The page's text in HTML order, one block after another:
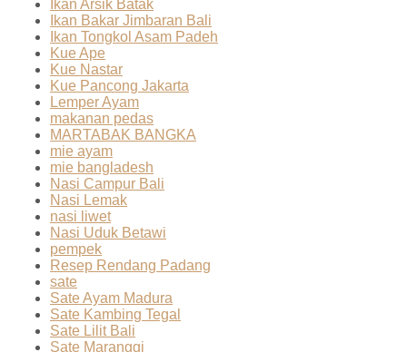
Ikan Arsik Batak
Ikan Bakar Jimbaran Bali
Ikan Tongkol Asam Padeh
Kue Ape
Kue Nastar
Kue Pancong Jakarta
Lemper Ayam
makanan pedas
MARTABAK BANGKA
mie ayam
mie bangladesh
Nasi Campur Bali
Nasi Lemak
nasi liwet
Nasi Uduk Betawi
pempek
Resep Rendang Padang
sate
Sate Ayam Madura
Sate Kambing Tegal
Sate Lilit Bali
Sate Maranggi